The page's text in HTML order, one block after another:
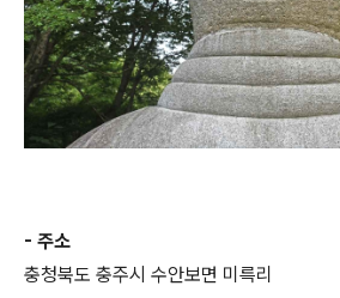
- 주소
충청북도 충주시 수안보면 미륵리